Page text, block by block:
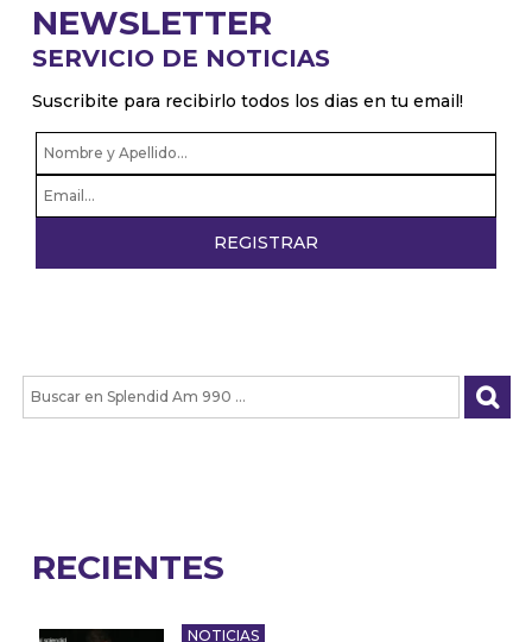
NEWSLETTER
SERVICIO DE NOTICIAS
Suscribite para recibirlo todos los dias en tu email!
RECIENTES
NOTICIAS